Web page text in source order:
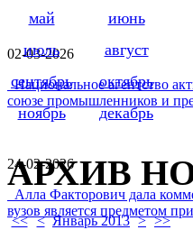
02-03-2026
Национальное агентство
союзе промышленников и
24-02-2026
Алла Факторович дала
вузов является предметом
май
июнь
июль
август
сентябрь
октябрь
ноябрь
декабрь
АРХИВ
<< < Январь 2013 > >>